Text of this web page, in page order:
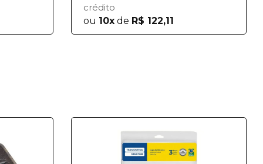
crédito
ou 10x de R$ 122,11